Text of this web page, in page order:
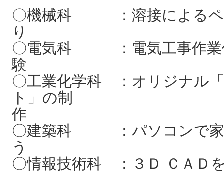
〇機械科 ：溶接によるペ
〇電気科 ：電気工事作業
〇工業化学科 ：オリジナル
ト」の制
〇建築科 ：パソコンで家
〇情報技術科 ：３Ｄ ＣＡＤ